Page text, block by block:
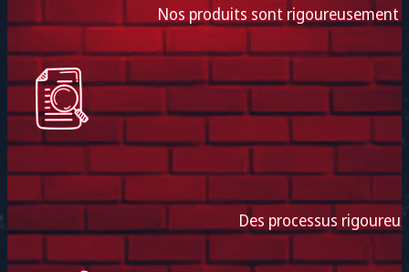
Nos produits sont rigoureusement
Des processus